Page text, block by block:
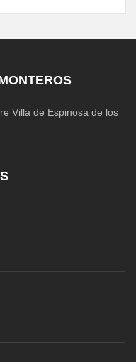
Villa de Espinosa de los